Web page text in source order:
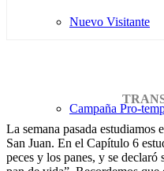
Nuevo Visitante
Campaña Pro-
La semana pasada
San Juan. En el Capítulo 6
peces y los panes, y se